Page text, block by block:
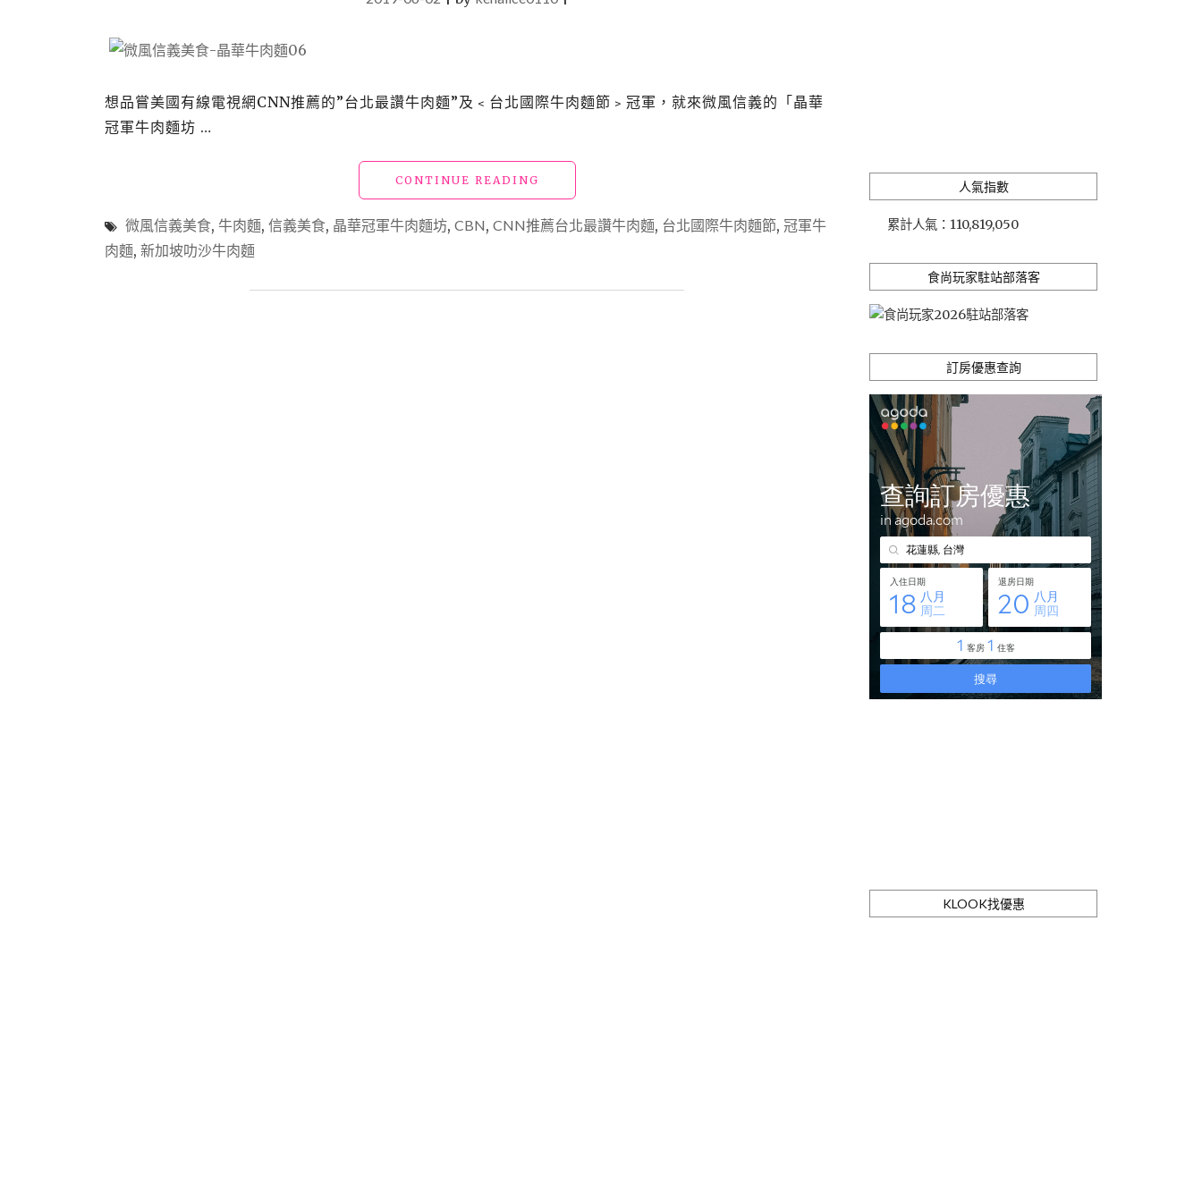
想品嘗美國有線電視網CNN推薦的”台北最讚牛肉麵”及﹤台北國際牛肉麵節﹥冠軍，就來微風信義的「晶華
冠軍牛肉麵坊 …
CONTINUE READING
風
信
義
「晶
微風信義美食, 牛肉麵, 信義美食, 晶華冠軍牛肉麵坊, CBN, CNN推薦台北最讚牛肉麵, 台北國際牛肉麵節, 冠軍牛
肉麵, 新加坡叻沙牛肉麵
人氣指數
累計人氣： 110,819,050
食尚玩家駐站部落客
訂房優惠查詢
KLOOK找優惠